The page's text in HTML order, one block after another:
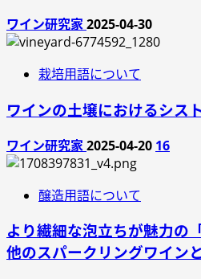
ワイン研究家2025-04-30
栽培用語について
ワインの土壌におけるシス
ワイン研究家2025-04-20 16
醸造用語について
より繊細な泡立ちが魅力の
他のスパークリングワイン